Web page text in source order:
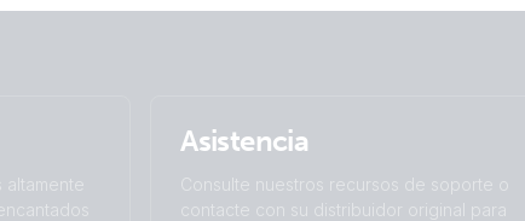
altamente
Asistencia
Consulte nuestros recursos de soporte o
contacte con su distribuidor original para